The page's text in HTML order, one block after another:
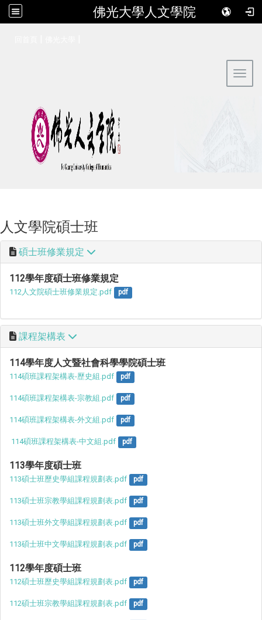
佛光大學人文學院
人文學院碩士班
碩士班修業規定
112學年度碩士班修業規定
112人文院碩士班修業規定.pdf pdf
課程架構表
114學年度人文暨社會科學學院碩士班
114碩班課程架構表-歷史組.pdf pdf
114碩班課程架構表-宗教組.pdf pdf
114碩班課程架構表-外文組.pdf pdf
114碩班課程架構表-中文組.pdf pdf
113學年度碩士班
113碩士班歷史學組課程規劃表.pdf pdf
113碩士班宗教學組課程規劃表.pdf pdf
113碩士班外文學組課程規劃表.pdf pdf
113碩士班中文學組課程規劃表.pdf pdf
112學年度碩士班
112碩士班歷史學組課程規劃表.pdf pdf
112碩士班宗教學組課程規劃表.pdf pdf